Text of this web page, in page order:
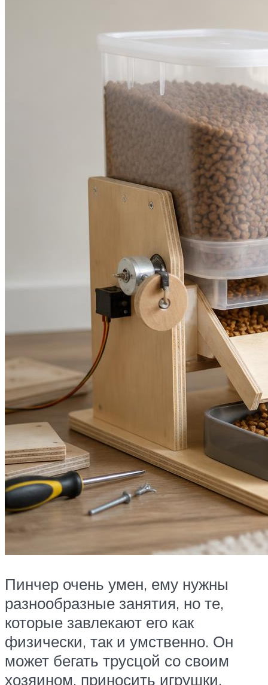
Пинчер очень умен, ему нужны
разнообразные занятия, но те,
которые завлекают его как
физически, так и умственно. Он
может бегать трусцой со своим
хозяином, приносить игрушки,